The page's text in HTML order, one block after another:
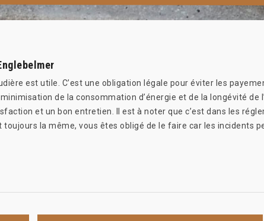
est utile. C’est une obligation légale pour éviter les
de la consommation d’énergie et de la longévité de
et un bon entretien. Il est à noter que c’est dans les
la même, vous êtes obligé de le faire car les incidents